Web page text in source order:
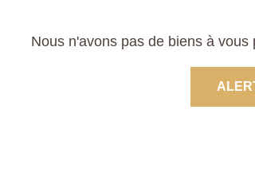
Nous n'avons pas de biens à